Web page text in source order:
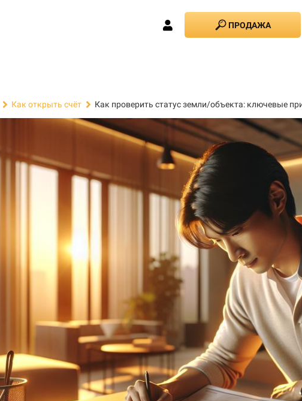
ПРОДАЖА
Как открыть счёт Как проверить статус земли/объекта: ключевые